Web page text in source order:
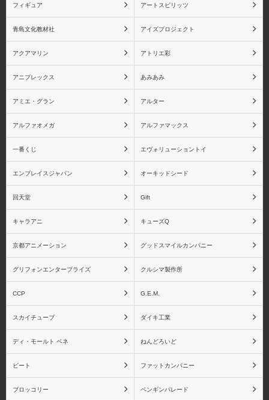
フィギュア アートスピリッツ
青島文化教材社 アイズプロジェクト
アクアマリン アトリエ彩
アニプレックス あみあみ
アミエ・グラン アルター
アルファオメガ アルファマックス
一番くじ エヴォリューショントイ
エンブレイスジャパン オーキッドシード
回天堂 Gift
キャラアニ キューズQ
京都アニメーション グッドスマイルカンパニー
グリフォンエンタープライズ クルシマ製作所
CCP G.E.M.
スカイチューブ ダイキ工業
ディ・モールト ベネ ねんどろいど
ビート ファットカンパニー
ブロッコリー ペンギンパレード